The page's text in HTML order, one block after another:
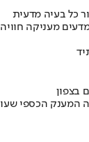
כל בעיה מדעית
מעניקה
בצפון
הכספי